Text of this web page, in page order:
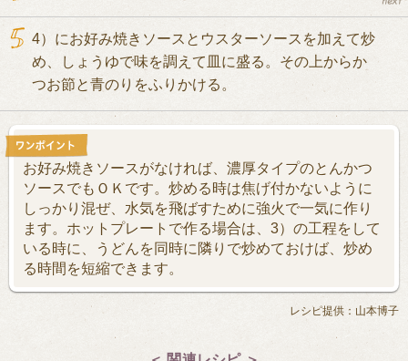
4）にお好み焼きソースとウスターソースを加えて炒
め、しょうゆで味を調えて皿に盛る。その上からか
つお節と青のりをふりかける。
お好み焼きソースがなければ、濃厚タイプのとんかつ
ソースでもＯＫです。炒める時は焦げ付かないように
しっかり混ぜ、水気を飛ばすために強火で一気に作り
ます。ホットプレートで作る場合は、3）の工程をして
いる時に、うどんを同時に隣りで炒めておけば、炒め
る時間を短縮できます。
レシピ提供：山本博子